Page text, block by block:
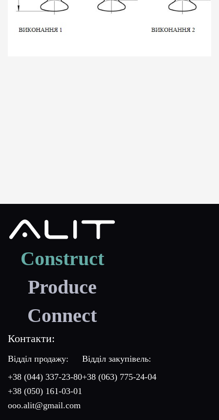
Construct
Produce
Connect
Контакти:
Відділ продажу:
+38 (044) 337-23-80
+38 (050) 161-03-01
ooo.alit@gmail.com
Відділ закупівель:
+38 (063) 775-24-04